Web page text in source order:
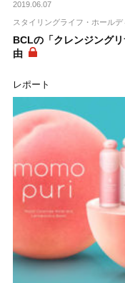
2019.06.07
スタイリングライフ・ホール
BCLの「クレンジング
由
レポート